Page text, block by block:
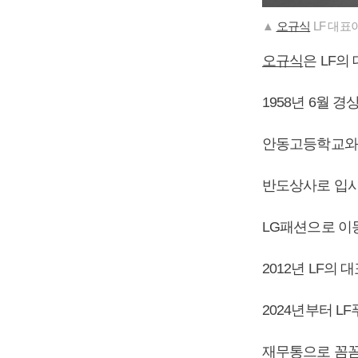
▲ 오규식 LF 대표
오규식은 LF의
1958년 6월 경
안동고등학교
반도상사로 입
LG패션으로 이
2012년 LF의
2024년부터 LF
재무통으로 꼼